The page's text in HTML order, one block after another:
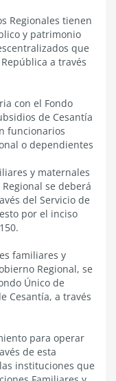
Regionales tienen
y patrimonio
que
a través
con el Fondo
de Cesantía
funcionarios
o dependientes
y maternales
se deberá
del Servicio de
por el inciso
familiares y
Regional, se
Único de
Cesantía, a través
para operar
de esta
instituciones que